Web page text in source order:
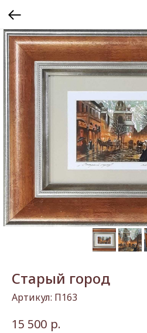
Старый город
Артикул: П163
15 500 р.